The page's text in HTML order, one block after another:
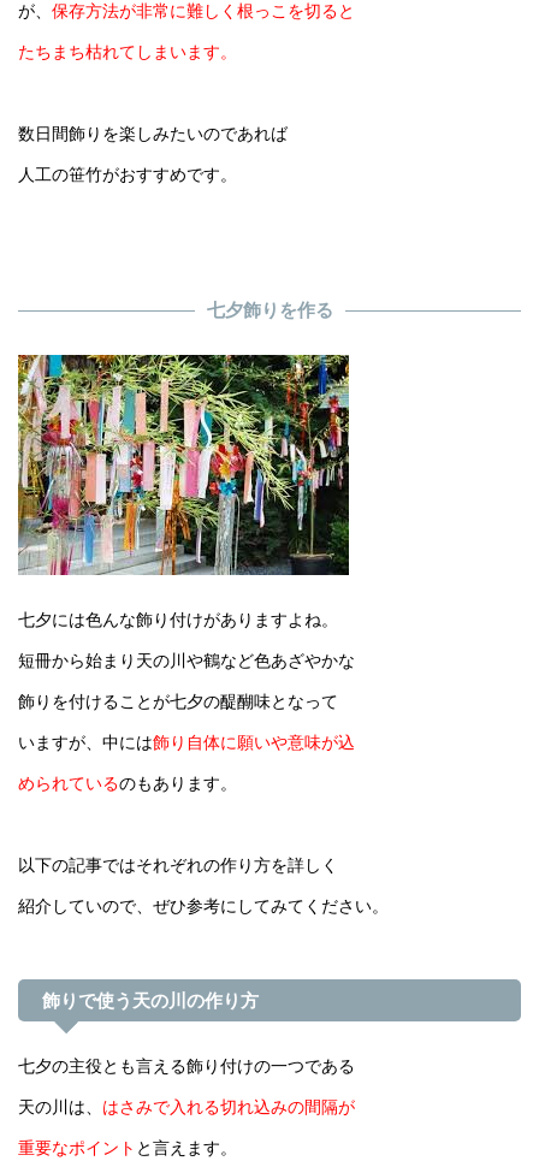
が、 保存方法が非常に難しく根っこを切ると
たちまち枯れてしまいます。
数日間飾りを楽しみたいのであれば
人工の笹竹がおすすめです。
七夕飾りを作る
七夕には色んな飾り付けがありますよね。
短冊から始まり天の川や鶴など色あざやかな
飾りを付けることが七夕の醍醐味となって
いますが、中には飾り自体に願いや意味が込
められているのもあります。
以下の記事ではそれぞれの作り方を詳しく
紹介していので、ぜひ参考にしてみてください。
飾りで使う天の川の作り方
七夕の主役とも言える飾り付けの一つである
天の川は、 はさみで入れる切れ込みの間隔が
重要なポイント と言えます。